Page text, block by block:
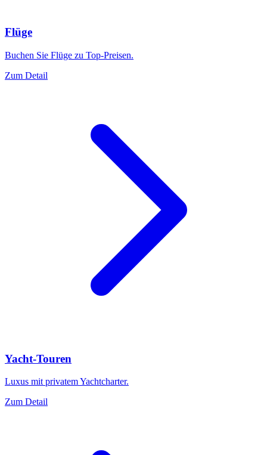
Flüge
Buchen Sie Flüge zu Top-Preisen.
Zum Detail
Yacht-Touren
Luxus mit privatem Yachtcharter.
Zum Detail